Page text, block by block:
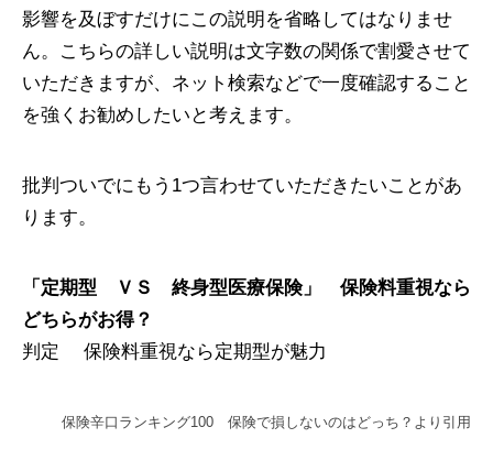
影響を及ぼすだけにこの説明を省略してはなりませ
ん。こちらの詳しい説明は文字数の関係で割愛させて
いただきますが、ネット検索などで一度確認すること
を強くお勧めしたいと考えます。
批判ついでにもう1つ言わせていただきたいことがあ
ります。
「定期型 ＶＳ 終身型医療保険」 保険料重視なら
どちらがお得？
判定 保険料重視なら定期型が魅力
保険辛口ランキング100 保険で損しないのはどっち？より引用